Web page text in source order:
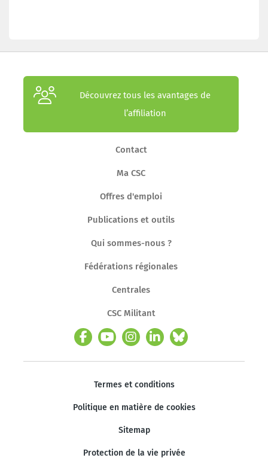
Découvrez tous les avantages de
l’affiliation
Contact
Ma CSC
Offres d'emploi
Publications et outils
Qui sommes-nous ?
Fédérations régionales
Centrales
CSC Militant
Termes et conditions
Politique en matière de cookies
Sitemap
Protection de la vie privée